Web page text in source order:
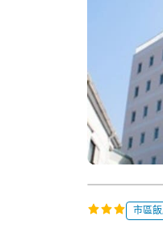
h
市區